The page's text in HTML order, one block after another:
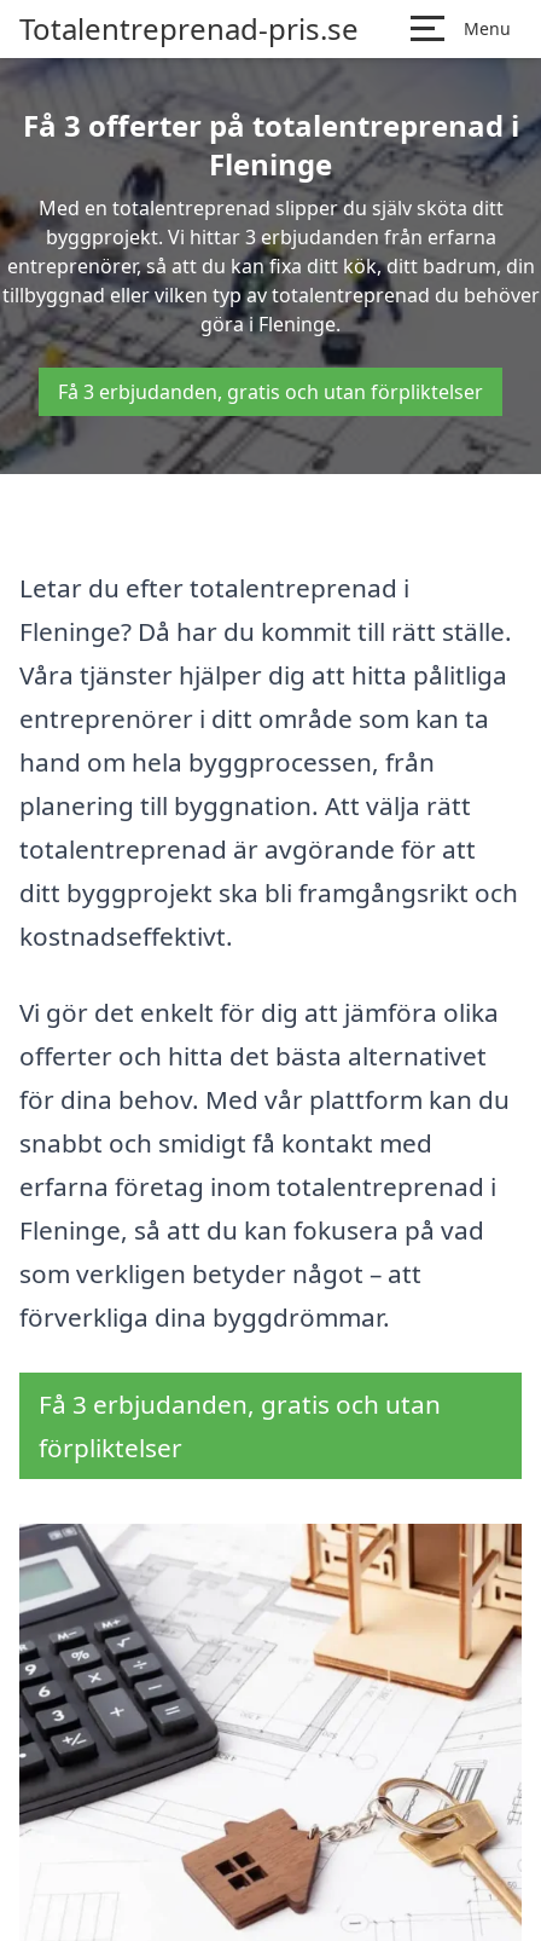
Totalentreprenad-pris.se Menu
Få 3 offerter på totalentreprenad i
Fleninge
Med en totalentreprenad slipper du själv sköta ditt
byggprojekt. Vi hittar 3 erbjudanden från erfarna
entreprenörer, så att du kan fixa ditt kök, ditt badrum, din
tillbyggnad eller vilken typ av totalentreprenad du behöver
göra i Fleninge.
Få 3 erbjudanden, gratis och utan förpliktelser
Letar du efter totalentreprenad i
Fleninge? Då har du kommit till rätt ställe.
Våra tjänster hjälper dig att hitta pålitliga
entreprenörer i ditt område som kan ta
hand om hela byggprocessen, från
planering till byggnation. Att välja rätt
totalentreprenad är avgörande för att
ditt byggprojekt ska bli framgångsrikt och
kostnadseffektivt.
Vi gör det enkelt för dig att jämföra olika
offerter och hitta det bästa alternativet
för dina behov. Med vår plattform kan du
snabbt och smidigt få kontakt med
erfarna företag inom totalentreprenad i
Fleninge, så att du kan fokusera på vad
som verkligen betyder något – att
förverkliga dina byggdrömmar.
Få 3 erbjudanden, gratis och utan
förpliktelser